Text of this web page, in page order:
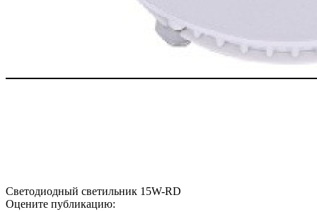
Светодиодный светильник 15W-RD
Оцените публикацию: